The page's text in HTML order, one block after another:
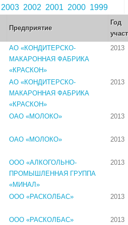
2003 2002 2001 2000 1999
Предприятие
Год
АО «КОНДИТЕРСКО-
МАКАРОННАЯ ФАБРИКА
«КРАСКОН»
2013
АО «КОНДИТЕРСКО-
МАКАРОННАЯ ФАБРИКА
«КРАСКОН»
2013
ОАО «МОЛОКО» 2013
ОАО «МОЛОКО» 2013
ООО «АЛКОГОЛЬНО-
ПРОМЫШЛЕННАЯ ГРУППА
«МИНАЛ»
2013
ООО «РАСКОЛБАС» 2013
ООО «РАСКОЛБАС» 2013